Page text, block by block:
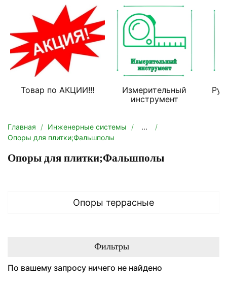
Товар по АКЦИИ!!!
Измерительный
инструмент
Главная Инженерные системы
...
Опоры для плитки;Фальшполы
Опоры для плитки;Фальшполы
Опоры террасные
Фильтры
По вашему запросу ничего не найдено